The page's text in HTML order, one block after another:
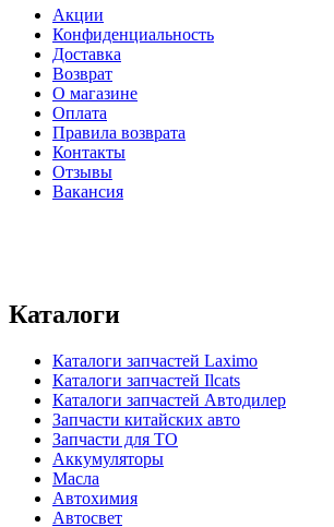
Акции
Конфиденциальность
Доставка
Возврат
О магазине
Оплата
Правила возврата
Контакты
Отзывы
Вакансия
Каталоги
Каталоги запчастей Laximo
Каталоги запчастей Ilcats
Каталоги запчастей Автодилер
Запчасти китайских авто
Запчасти для ТО
Аккумуляторы
Масла
Автохимия
Автосвет